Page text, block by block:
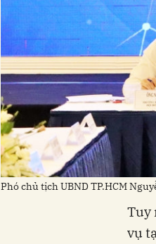
Phó chủ tịch UBND TP.HCM
Tuy
vụ